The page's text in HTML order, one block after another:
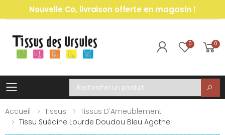
Nouvelle Co, livraison offerte en magasin !
0 0
Toggle mobile menu
Recherche
Accueil
Tissus
Tissus D'Ameublement
Tissu Suédine Lourde Doudou Bleu Agathe